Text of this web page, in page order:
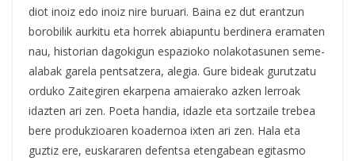
diot inoiz edo inoiz nire buruari. Baina ez dut erantzun
borobilik aurkitu eta horrek abiapuntu berdinera eramaten
nau, historian dagokigun espazioko nolakotasunen seme-
alabak garela pentsatzera, alegia. Gure bideak gurutzatu
orduko Zaitegiren ekarpena amaierako azken lerroak
idazten ari zen. Poeta handia, idazle eta sortzaile trebea
bere produkzioaren koadernoa ixten ari zen. Hala eta
guztiz ere, euskararen defentsa etengabean egitasmo